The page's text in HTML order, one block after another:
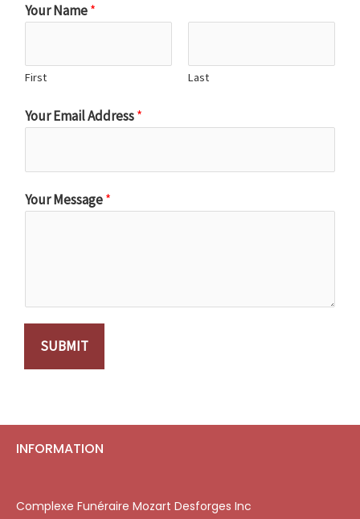
Your Name*
First Last
Your Email Address*
Your Message*
SUBMIT
INFORMATION
Complexe Funéraire Mozart Desforges Inc